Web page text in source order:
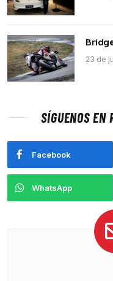
23 de
SÍGUENOS EN
Facebook
WhatsApp